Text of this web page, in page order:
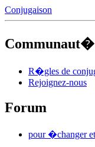
Conjugaison
R�gles de
Rejoignez-nous
Forum
pour �changer